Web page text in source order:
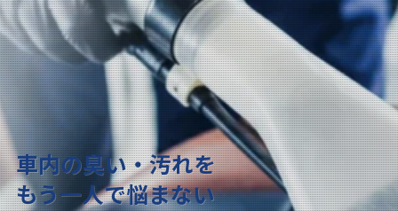
車内の臭い・汚れを
もう一人で悩まない
車内の臭い・汚れを
もう一人で悩まない
車内の臭い・汚れを
もう一人で悩まない